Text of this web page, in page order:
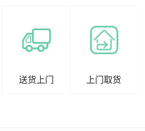
送货上门 上门取货